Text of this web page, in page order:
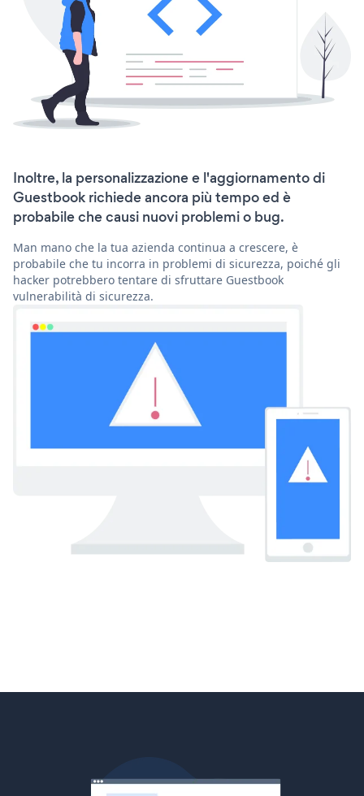
Inoltre, la personalizzazione e l'aggiornamento di
Guestbook richiede ancora più tempo ed è
probabile che causi nuovi problemi o bug.
Man mano che la tua azienda continua a crescere, è
probabile che tu incorra in problemi di sicurezza, poiché gli
hacker potrebbero tentare di sfruttare Guestbook
vulnerabilità di sicurezza.